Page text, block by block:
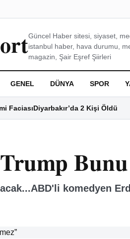
Güncel Haber sitesi, siyaset,
istanbul haber, hava durumu,
magazin, Şair Eşref Şiirleri
GENEL DÜNYA SPOR
FaciasıDiyarbakır’da 2 Kişi Öldü
komedyen